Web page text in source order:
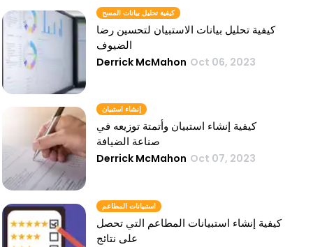
كيفية تحليل بيانات المسح
كيفية تحليل بيانات الاستبيان لتحسين رضا
الضيوف
Derrick McMahon Oct 06, 2023
إنشاء استبيان
كيفية إنشاء استبيان وأتمتة توزيعه في
صناعة الضيافة
Derrick McMahon Oct 07, 2023
استبيانات المطاعم
كيفية إنشاء استبيانات المطاعم التي تحصل
على نتائج